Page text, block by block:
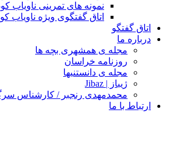
نمونه های تمرینی ناویاب
اتاق گفتگوی ویژه ناویاب
اتاق گفتگو
درباره ما
مجله ی همشهری بچه ها
روزنامه خراسان
مجله ی دانستنیها
ژیباز | Jibaz
محمدمهدی رنجبر / کارشناس
ارتباط با ما